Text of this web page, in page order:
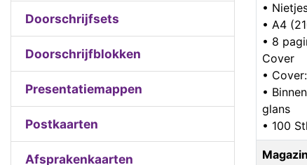
Doorschrijfsets
Doorschrijfblokken
Presentatiemappen
Postkaarten
Afsprakenkaarten
•
• A4
• 8
Cover
•
•
glans
• 100